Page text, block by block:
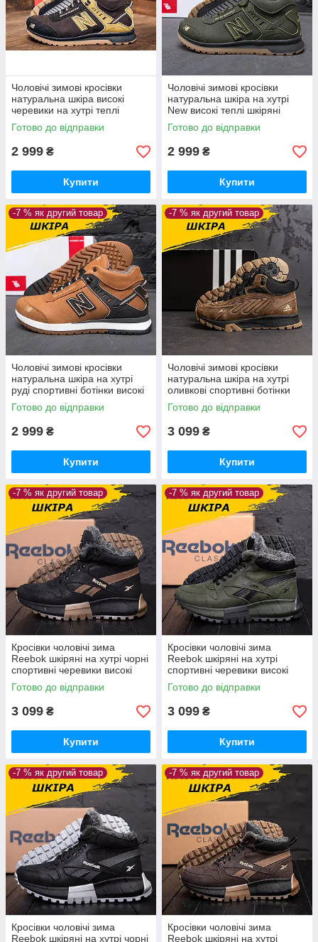
Чоловічі зимові кросівки
натуральна шкіра високі
черевики на хутрі теплі
шкіряні спортивні *NB кор.
бот*
Готово до відправки
2 999 ₴
Купити
Чоловічі зимові кросівки
натуральна шкіра на хутрі
New високі теплі шкіряні
черевики хаки спортивні зима
*NB ол. бот*
Готово до відправки
2 999 ₴
Купити
-7 % як другий товар
Чоловічі зимові кросівки
натуральна шкіра на хутрі
руді спортивні ботінки високі
шкіряні на зиму *NB риж. бот*
Готово до відправки
2 999 ₴
Купити
-7 % як другий товар
Чоловічі зимові кросівки
натуральна шкіра на хутрі
оливкові спортивні ботінки
високі *A-04ол бот.*
Готово до відправки
3 099 ₴
Купити
-7 % як другий товар
Кросівки чоловічі зима
Reebok шкіряні на хутрі чорні
спортивні черевики високі
натуральна шкіра *R-05 черн
бот*
Готово до відправки
3 099 ₴
Купити
-7 % як другий товар
Кросівки чоловічі зима
Reebok шкіряні на хутрі
спортивні черевики високі
натуральна шкіра *R-05 хаки
бот*
Готово до відправки
3 099 ₴
Купити
-7 % як другий товар
Кросівки чоловічі зима
Reebok шкіряні на хутрі чорні
-7 % як другий товар
Кросівки чоловічі зима
Reebok шкіряні на хутрі